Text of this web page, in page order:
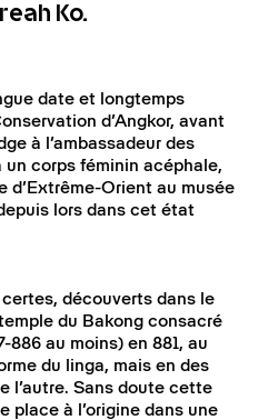
Ko.
date et longtemps
d’Angkor, avant
à l’ambassadeur des
corps féminin acéphale,
d’Extrême-Orient au musée
lors dans cet état
découverts dans le
du Bakong consacré
886 au moins) en 881, au
du linga, mais en des
l’autre. Sans doute cette
place à l’origine dans une